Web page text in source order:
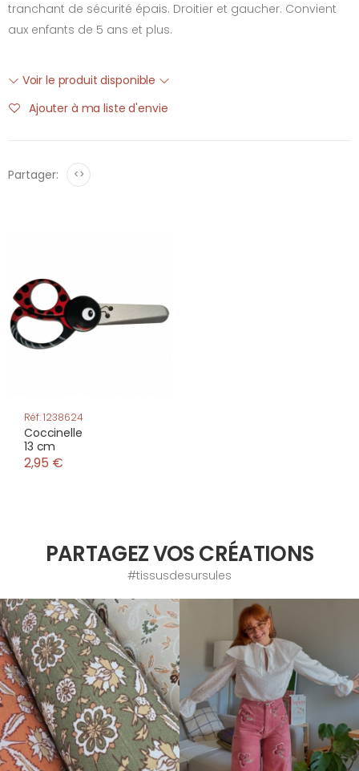
tranchant de sécurité épais. Droitier et gaucher. Convient
aux enfants de 5 ans et plus.
Voir le produit disponible
Ajouter à ma liste d'envie
Partager: <>
Réf: 1238624
Coccinelle
13 cm
2,95 €
PARTAGEZ VOS CRÉATIONS
#tissusdesursules